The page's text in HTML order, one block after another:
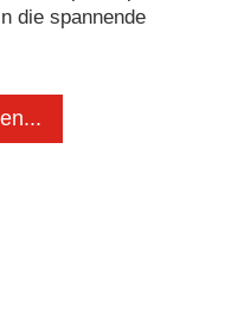
die spannende